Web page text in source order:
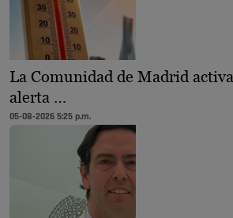
La Comunidad de Madrid
alerta …
05-08-2026 5:25 p.m.